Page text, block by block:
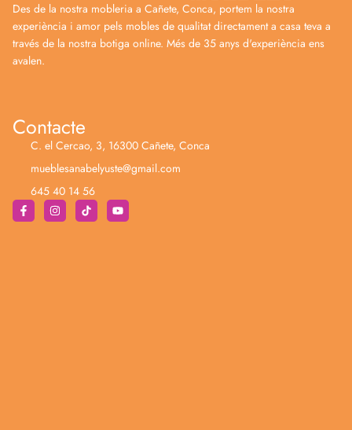
Des de la nostra mobleria a Cañete, Conca, portem la nostra
experiència i amor pels mobles de qualitat directament a casa teva a
través de la nostra botiga online. Més de 35 anys d'experiència ens
avalen.
Contacte
C. el Cercao, 3, 16300 Cañete, Conca
mueblesanabelyuste@gmail.com
645 40 14 56